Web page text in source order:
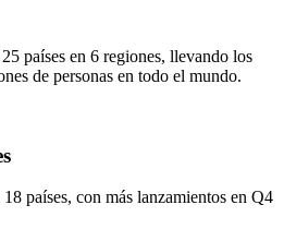
países en 6 regiones, llevando los
de personas en todo el mundo.
países, con más lanzamientos en Q4